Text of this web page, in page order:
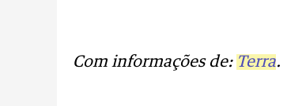
Com informações de: Terra.